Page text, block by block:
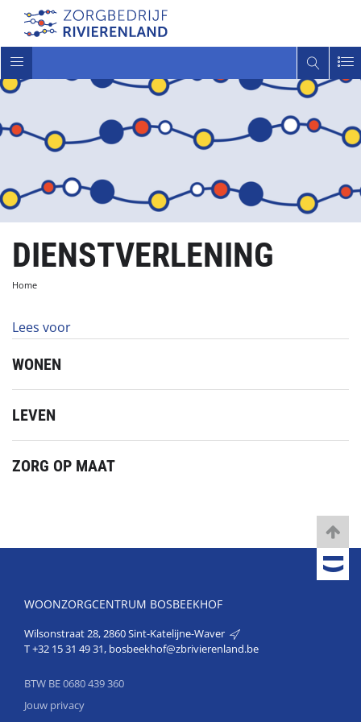
Toggle
navigatie
DIENSTVERLENING
Home
Lees voor
WONEN
LEVEN
ZORG OP MAAT
WOONZORGCENTRUM BOSBEEKHOF
Wilsonstraat 28, 2860 Sint-Katelijne-Waver
T+32 15 31 49 31, bosbeekhof@zbrivierenland.be
BTW BE 0680 439 360
Jouw privacy